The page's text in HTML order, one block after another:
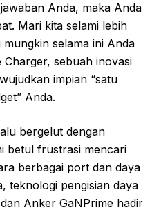
Anda, maka Anda
Mari kita selami lebih
selama ini Anda
sebuah inovasi
impian “satu
Anda.
bergelut dengan
betul frustrasi mencari
berbagai port dan daya
teknologi pengisian daya
Anker GaNPrime hadir